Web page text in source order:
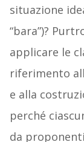
situazione
“bara”)?
applicare le
riferimento
e alla
perché
da